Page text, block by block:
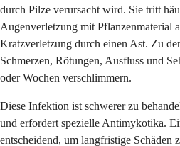
durch Pilze verursacht wird. Sie tritt
Augenverletzung mit Pflanzenmaterial
Kratzverletzung durch einen Ast. Zu
Schmerzen, Rötungen, Ausfluss und
oder Wochen verschlimmern.
Diese Infektion ist schwerer zu
und erfordert spezielle Antimykotika.
entscheidend, um langfristige Schäden